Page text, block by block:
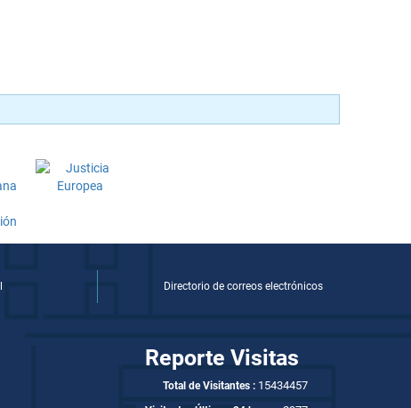
Directorio de correos electrónicos
Reporte Visitas
Total de Visitantes : 15434457